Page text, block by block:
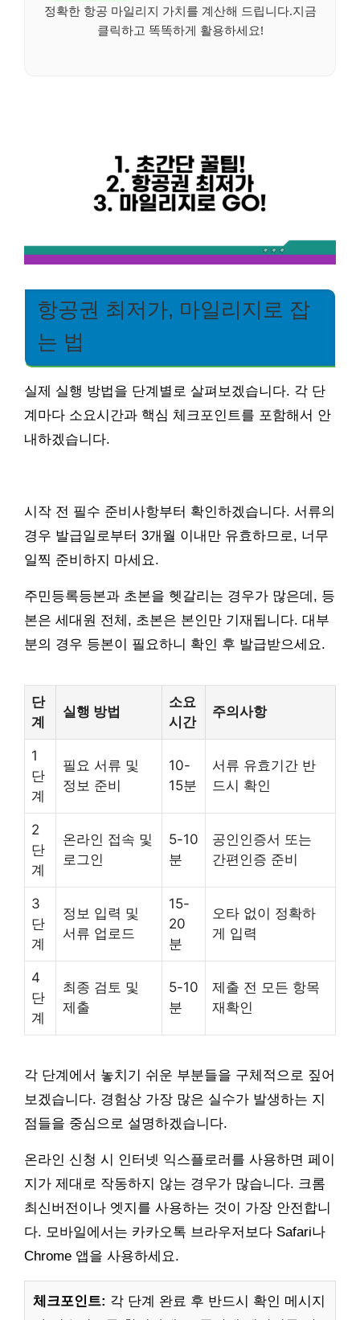
정확한 항공 마일리지 가치를 계산해 드립니다.지금
클릭하고 똑똑하게 활용하세요!
항공권 최저가, 마일리지로 잡
는 법
실제 실행 방법을 단계별로 살펴보겠습니다. 각 단
계마다 소요시간과 핵심 체크포인트를 포함해서 안
내하겠습니다.
시작 전 필수 준비사항부터 확인하겠습니다. 서류의
경우 발급일로부터 3개월 이내만 유효하므로, 너무
일찍 준비하지 마세요.
주민등록등본과 초본을 헷갈리는 경우가 많은데, 등
본은 세대원 전체, 초본은 본인만 기재됩니다. 대부
분의 경우 등본이 필요하니 확인 후 발급받으세요.
단
계
실행 방법
소요
시간
주의사항
1
단
계
필요 서류 및
정보 준비
10-
15분
서류 유효기간 반
드시 확인
2
단
계
온라인 접속 및
로그인
5-10
분
공인인증서 또는
간편인증 준비
3
단
계
정보 입력 및
서류 업로드
15-
20
분
오타 없이 정확하
게 입력
4
단
계
최종 검토 및
제출
5-10
분
제출 전 모든 항목
재확인
각 단계에서 놓치기 쉬운 부분들을 구체적으로 짚어
보겠습니다. 경험상 가장 많은 실수가 발생하는 지
점들을 중심으로 설명하겠습니다.
온라인 신청 시 인터넷 익스플로러를 사용하면 페이
지가 제대로 작동하지 않는 경우가 많습니다. 크롬
최신버전이나 엣지를 사용하는 것이 가장 안전합니
다. 모바일에서는 카카오톡 브라우저보다 Safari나
Chrome 앱을 사용하세요.
체크포인트: 각 단계 완료 후 반드시 확인 메시지